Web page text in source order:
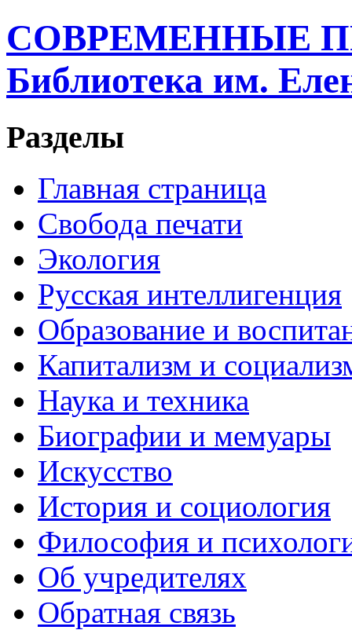
СОВРЕМЕННЫЕ
Библиотека им.
Разделы
Главная страница
Свобода печати
Экология
Русская интеллигенция
Образование и
Капитализм и
Наука и техника
Биографии и мемуары
Искусство
История и социология
Философия и
Об учредителях
Обратная связь